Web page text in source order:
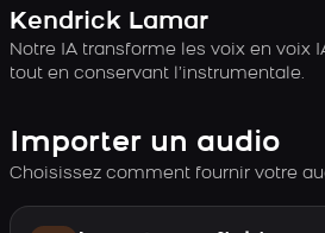
Kendrick Lamar
Notre IA transforme les voix en voix
tout en conservant l’instrumentale.
Importer un audio
Choisissez comment fournir votre